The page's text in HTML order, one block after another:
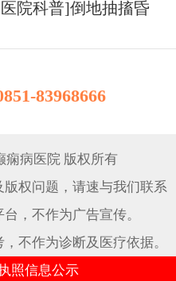
院科普]倒地抽搐昏
83968666
痫病医院 版权所有
权问题，请速与我们联系
，不作为广告宣传。
不作为诊断及医疗依据。
照信息公示